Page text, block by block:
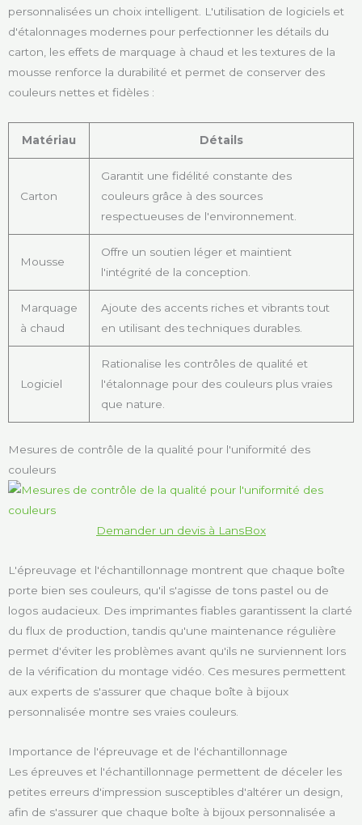
personnalisées un choix intelligent. L'utilisation de logiciels et
d'étalonnages modernes pour perfectionner les détails du
carton, les effets de marquage à chaud et les textures de la
mousse renforce la durabilité et permet de conserver des
couleurs nettes et fidèles :
Matériau Détails
Carton
Garantit une fidélité constante des
couleurs grâce à des sources
respectueuses de l'environnement.
Mousse
Offre un soutien léger et maintient
l'intégrité de la conception.
Marquage
à chaud
Ajoute des accents riches et vibrants tout
en utilisant des techniques durables.
Logiciel
Rationalise les contrôles de qualité et
l'étalonnage pour des couleurs plus vraies
que nature.
Mesures de contrôle de la qualité pour l'uniformité des
couleurs
Demander un devis à LansBox
L'épreuvage et l'échantillonnage montrent que chaque boîte
porte bien ses couleurs, qu'il s'agisse de tons pastel ou de
logos audacieux. Des imprimantes fiables garantissent la clarté
du flux de production, tandis qu'une maintenance régulière
permet d'éviter les problèmes avant qu'ils ne surviennent lors
de la vérification du montage vidéo. Ces mesures permettent
aux experts de s'assurer que chaque boîte à bijoux
personnalisée montre ses vraies couleurs.
Importance de l'épreuvage et de l'échantillonnage
Les épreuves et l'échantillonnage permettent de déceler les
petites erreurs d'impression susceptibles d'altérer un design,
afin de s'assurer que chaque boîte à bijoux personnalisée a